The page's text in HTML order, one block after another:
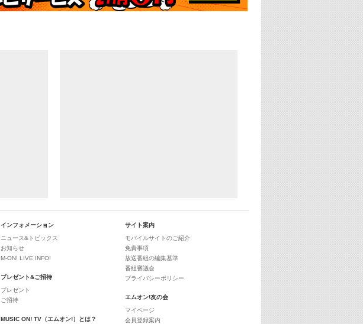
23:00
インフォメーション
ニュース&トピックス
お知らせ
M-ON! LIVE INFO!
プレゼント&ご招待
プレゼント
ご招待
MUSIC ON! TV（エムオン!）とは？
サイト案内
モバイルサイトのご紹介
免責事項
放送番組の編集基準
番組審議会
プライバシーポリシー
エムオン!友の会
マイページ
会員登録案内